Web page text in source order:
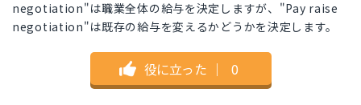
negotiation"は職業全体の給与を決定しますが、"Pay raise
negotiation"は既存の給与を変えるかどうかを決定します。
役に立った ｜ 0